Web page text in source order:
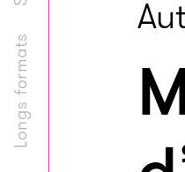
Longs formats